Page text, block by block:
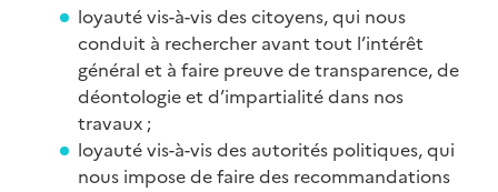
loyauté vis-à-vis des citoyens, qui nous
conduit à rechercher avant tout l’intérêt
général et à faire preuve de transparence, de
déontologie et d’impartialité dans nos
travaux ;
loyauté vis-à-vis des autorités politiques, qui
nous impose de faire des recommandations